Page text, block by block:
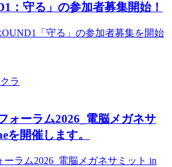
：守る」の参加者募集開始！
「守る」の参加者募集を開始
ラ
ォーラム2026_電脳メガネサ
を開催します。
ーラム2026_電脳メガネサミット in